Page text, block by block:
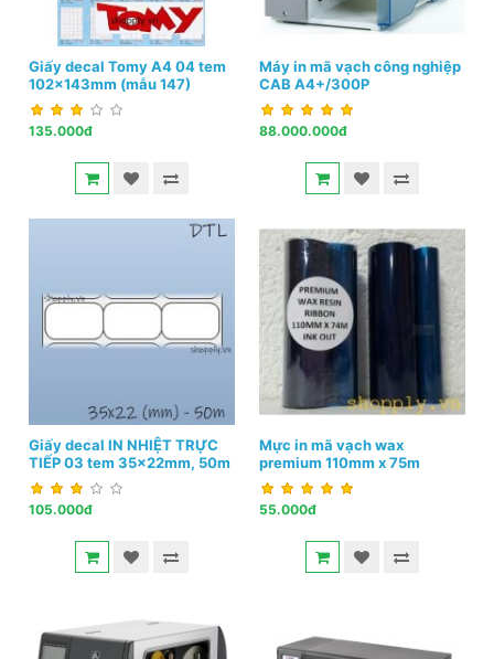
Giấy decal Tomy A4 04 tem
102x143mm (mẫu 147)
135.000đ
Máy in mã vạch công nghiệp
CAB A4+/300P
88.000.000đ
Giấy decal IN NHIỆT TRỰC
TIẾP 03 tem 35x22mm, 50m
105.000đ
Mực in mã vạch wax
premium 110mm x 75m
55.000đ